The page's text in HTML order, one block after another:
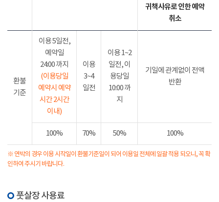
귀책사유로 인한 예약
취소
환불
기준
이용 5일전,
예약일
24:00 까지
(이용당일
예약시 예약
시간 2시간
이내)
이용
3~4
일전
이용 1~2
일전, 이
용당일
10:00 까
지
기일에 관계없이 전액
반환
100% 70% 50% 100%
※ 연박의 경우 이용 시작일이 환불기준일이 되어 이용일 전체에 일괄 적용 되오니, 꼭 확
인하여 주시기 바랍니다.
풋살장 사용료